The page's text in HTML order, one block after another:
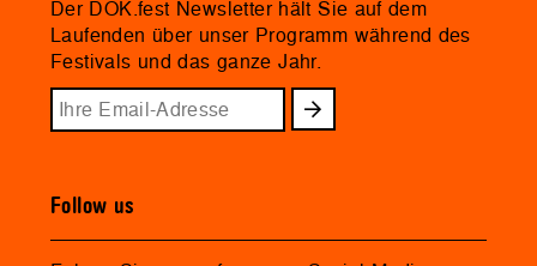
Der DOK.fest Newsletter hält Sie auf dem
Laufenden über unser Programm während des
Festivals und das ganze Jahr.
Follow us